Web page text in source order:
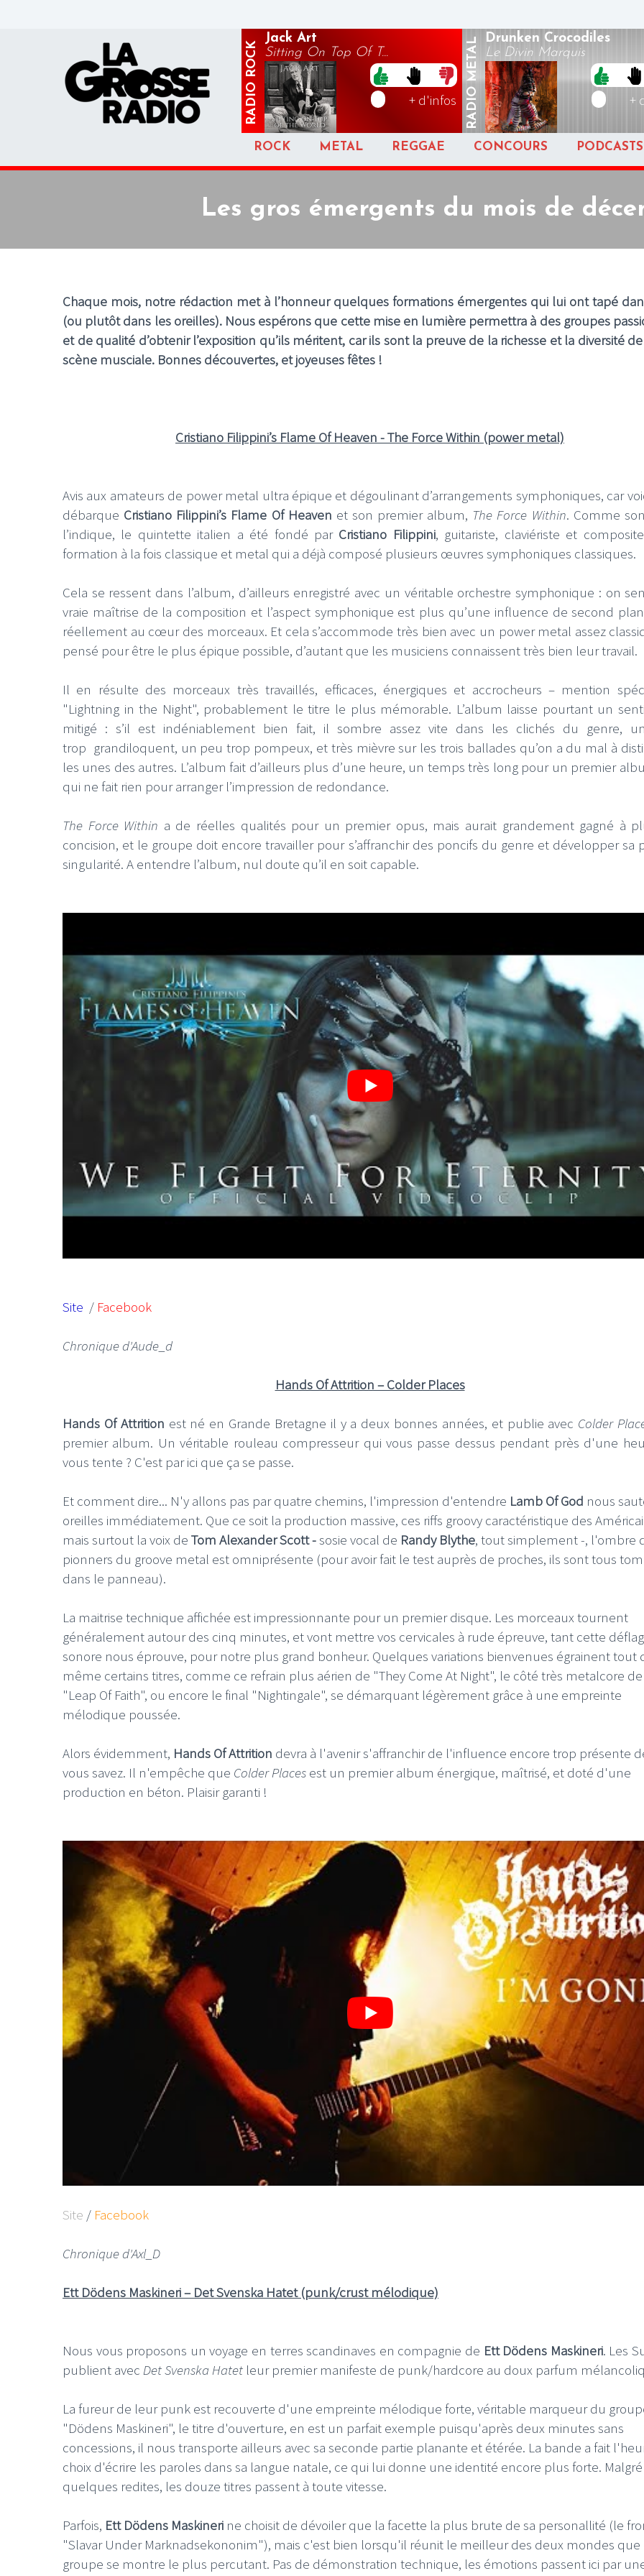
RADIO
ROCK
Jack Art
Sitting On Top Of T...
+ d'infos RADIO
METAL Drunken Crocodiles
Le Divin Marquis
+
ROCK METAL REGGAE CONCOURS PODCASTS
Les gros émergents du mois de
Chaque mois, notre rédaction met à l’honneur quelques formations émergentes qui lui ont tapé
(ou plutôt dans les oreilles). Nous espérons que cette mise en lumière permettra à des groupes
et de qualité d’obtenir l’exposition qu’ils méritent, car ils sont la preuve de la richesse et la diversité
scène musciale. Bonnes découvertes, et joyeuses fêtes !
Cristiano Filippini’s Flame Of Heaven - The Force Within (power metal)
Avis aux amateurs de power metal ultra épique et dégoulinant d’arrangements symphoniques, car
débarque Cristiano Filippini’s Flame Of Heaven et son premier album, The Force Within. Comme
l’indique, le quintette italien a été fondé par Cristiano Filippini, guitariste, claviériste et
formation à la fois classique et metal qui a déjà composé plusieurs œuvres symphoniques classiques.
Cela se ressent dans l’album, d’ailleurs enregistré avec un véritable orchestre symphonique : on
vraie maîtrise de la composition et l’aspect symphonique est plus qu’une influence de second
réellement au cœur des morceaux. Et cela s’accommode très bien avec un power metal assez
pensé pour être le plus épique possible, d’autant que les musiciens connaissent très bien leur travail.
Il en résulte des morceaux très travaillés, efficaces, énergiques et accrocheurs – mention
"Lightning in the Night", probablement le titre le plus mémorable. L’album laisse pourtant un
mitigé : s’il est indéniablement bien fait, il sombre assez vite dans les clichés du genre,
trop grandiloquent, un peu trop pompeux, et très mièvre sur les trois ballades qu’on a du mal à
les unes des autres. L’album fait d’ailleurs plus d’une heure, un temps très long pour un premier
qui ne fait rien pour arranger l’impression de redondance.
The Force Within a de réelles qualités pour un premier opus, mais aurait grandement gagné à
concision, et le groupe doit encore travailler pour s’affranchir des poncifs du genre et développer sa
singularité. A entendre l’album, nul doute qu’il en soit capable.
Site / Facebook
Chronique d'Aude_d
Hands Of Attrition – Colder Places
Hands Of Attrition est né en Grande Bretagne il y a deux bonnes années, et publie avec Colder
premier album. Un véritable rouleau compresseur qui vous passe dessus pendant près d'une
vous tente ? C'est par ici que ça se passe.
Et comment dire... N'y allons pas par quatre chemins, l'impression d'entendre Lamb Of God nous
oreilles immédiatement. Que ce soit la production massive, ces riffs groovy caractéristique des
mais surtout la voix de Tom Alexander Scott -sosie vocal de Randy Blythe, tout simplement -, l'ombre
pionners du groove metal est omniprésente (pour avoir fait le test auprès de proches, ils sont tous
dans le panneau).
La maitrise technique affichée est impressionnante pour un premier disque. Les morceaux tournent
généralement autour des cinq minutes, et vont mettre vos cervicales à rude épreuve, tant cette
sonore nous éprouve, pour notre plus grand bonheur. Quelques variations bienvenues égrainent tout
même certains titres, comme ce refrain plus aérien de "They Come At Night", le côté très metalcore de
"Leap Of Faith", ou encore le final "Nightingale", se démarquant légèrement grâce à une empreinte
mélodique poussée.
Alors évidemment, Hands Of Attrition devra à l'avenir s'affranchir de l'influence encore trop présente
vous savez. Il n'empêche que Colder Places est un premier album énergique, maîtrisé, et doté d'une
production en béton. Plaisir garanti !
Site / Facebook
Chronique d'Axl_D
Ett Dödens Maskineri – Det Svenska Hatet (punk/crust mélodique)
Nous vous proposons un voyage en terres scandinaves en compagnie de Ett Dödens Maskineri. Les
publient avec Det Svenska Hatet leur premier manifeste de punk/hardcore au doux parfum
La fureur de leur punk est recouverte d'une empreinte mélodique forte, véritable marqueur du
"Dödens Maskineri", le titre d'ouverture, en est un parfait exemple puisqu'après deux minutes sans
concessions, il nous transporte ailleurs avec sa seconde partie planante et étérée. La bande a fait
choix d'écrire les paroles dans sa langue natale, ce qui lui donne une identité encore plus forte. Malgré
quelques redites, les douze titres passent à toute vitesse.
Parfois, Ett Dödens Maskineri ne choisit de dévoiler que la facette la plus brute de sa personallité (le
"Slavar Under Marknadsekononim"), mais c'est bien lorsqu'il réunit le meilleur des deux mondes que
groupe se montre le plus percutant. Pas de démonstration technique, les émotions passent ici par
LE GROS RIFFIFI –
Christmas Riffifi 2025 !!!
LE GROS RIFFIFI
LE GROS RIFFIFI – Surfin’
The Covers !!!
LE GROS RIFFIFI –
Littératurock !!!